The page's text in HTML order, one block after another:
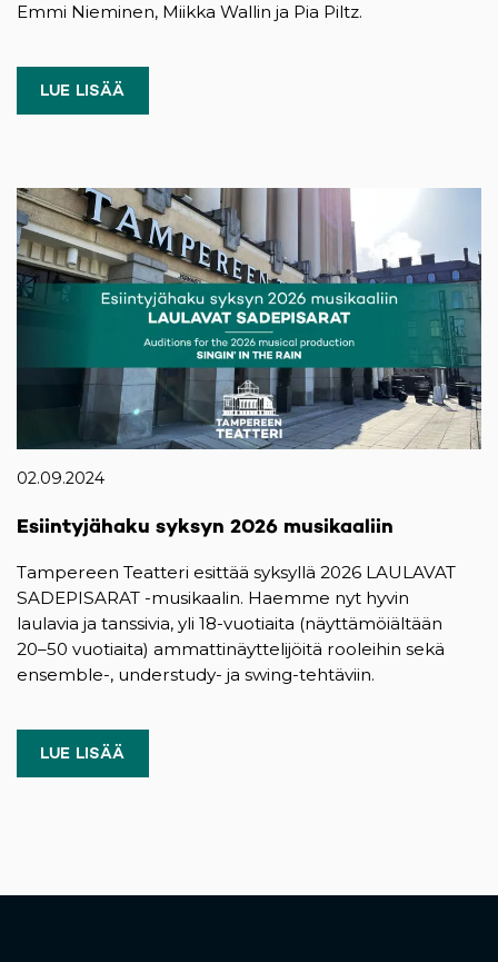
Emmi Nieminen, Miikka Wallin ja Pia Piltz.
LUE LISÄÄ
02.09.2024
Esiintyjähaku syksyn 2026 musikaaliin
Tampereen Teatteri esittää syksyllä 2026 LAULAVAT
SADEPISARAT -musikaalin. Haemme nyt hyvin
laulavia ja tanssivia, yli 18-vuotiaita (näyttämöiältään
20–50 vuotiaita) ammattinäyttelijöitä rooleihin sekä
ensemble-, understudy- ja swing-tehtäviin.
LUE LISÄÄ